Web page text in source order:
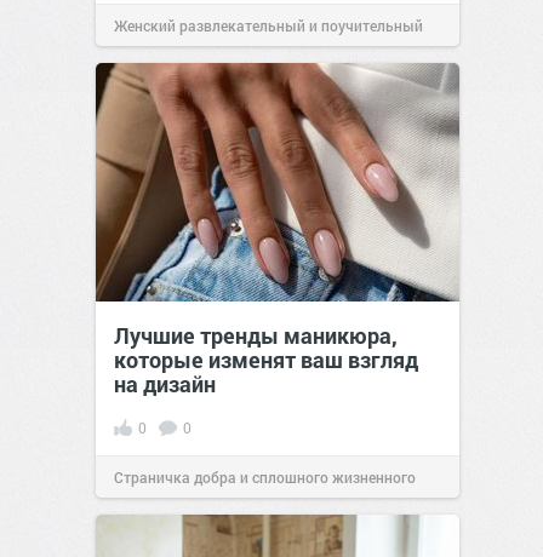
Женский развлекательный и поучительный
сайт.23:4206 авг 2026
Лучшие тренды маникюра,
которые изменят ваш взгляд
на дизайн
0 0
Страничка добра и сплошного жизненного
позитива!00:29Вчера